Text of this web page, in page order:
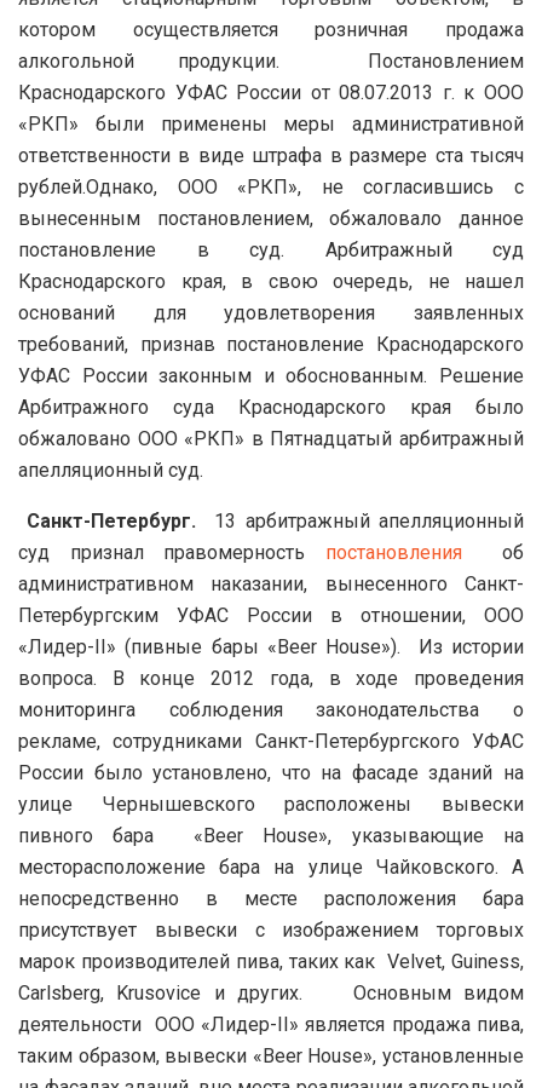
котором осуществляется розничная продажа
алкогольной продукции. Постановлением
Краснодарского УФАС России от 08.07.2013 г. к ООО
«РКП» были применены меры административной
ответственности в виде штрафа в размере ста тысяч
рублей.Однако, ООО «РКП», не согласившись с
вынесенным постановлением, обжаловало данное
постановление в суд. Арбитражный суд
Краснодарского края, в свою очередь, не нашел
оснований для удовлетворения заявленных
требований, признав постановление Краснодарского
УФАС России законным и обоснованным. Решение
Арбитражного суда Краснодарского края было
обжаловано ООО «РКП» в Пятнадцатый арбитражный
апелляционный суд.
Санкт-Петербург. 13 арбитражный апелляционный
суд признал правомерность постановленияоб
административном наказании, вынесенного Санкт-
Петербургским УФАС России в отношении, ООО
«Лидер-II» (пивные бары «Beer House»). Из истории
вопроса. В конце 2012 года, в ходе проведения
мониторинга соблюдения законодательства о
рекламе, сотрудниками Санкт-Петербургского УФАС
России было установлено, что на фасаде зданий на
улице Чернышевского расположены вывески
пивного бара «Beer House», указывающие на
месторасположение бара на улице Чайковского. А
непосредственно в месте расположения бара
присутствует вывески с изображением торговых
марок производителей пива, таких как Velvet, Guiness,
Carlsberg, Krusovice и других. Основным видом
деятельности ООО «Лидер-II» является продажа пива,
таким образом, вывески «Beer House», установленные